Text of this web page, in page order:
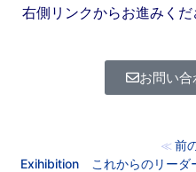
右側リンクからお進みくだ
お問い合
≪ 前
Exihibition これからのリーダ